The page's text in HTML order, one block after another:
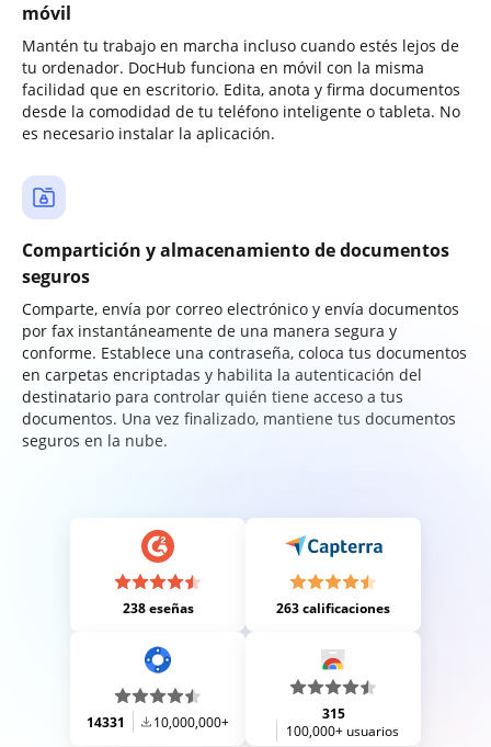
móvil
Mantén tu trabajo en marcha incluso cuando estés lejos de
tu ordenador. DocHub funciona en móvil con la misma
facilidad que en escritorio. Edita, anota y firma documentos
desde la comodidad de tu teléfono inteligente o tableta. No
es necesario instalar la aplicación.
Compartición y almacenamiento de documentos
seguros
Comparte, envía por correo electrónico y envía documentos
por fax instantáneamente de una manera segura y
conforme. Establece una contraseña, coloca tus documentos
en carpetas encriptadas y habilita la autenticación del
destinatario para controlar quién tiene acceso a tus
documentos. Una vez finalizado, mantiene tus documentos
seguros en la nube.
238 eseñas 263 calificaciones
14331 10,000,000+
315
100,000+ usuarios